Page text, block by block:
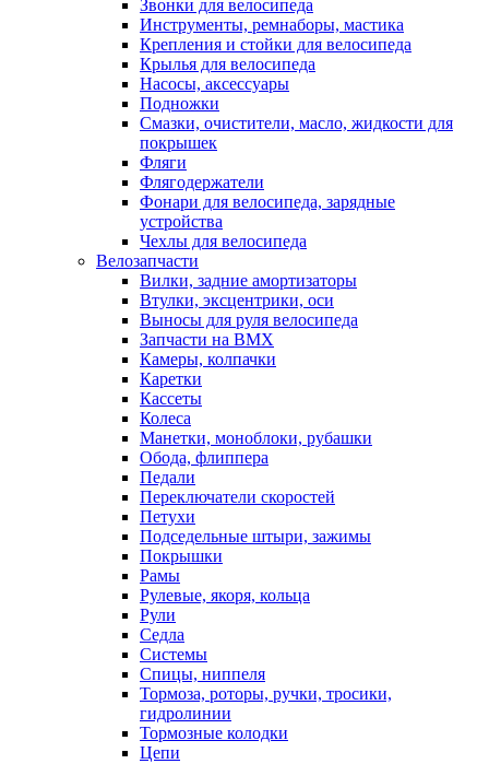
Звонки для велосипеда
Инструменты, ремнаборы, мастика
Крепления и стойки для велосипеда
Крылья для велосипеда
Насосы, аксессуары
Подножки
Смазки, очистители, масло, жидкости для
покрышек
Фляги
Флягодержатели
Фонари для велосипеда, зарядные
устройства
Чехлы для велосипеда
Велозапчасти
Вилки, задние амортизаторы
Втулки, эксцентрики, оси
Выносы для руля велосипеда
Запчасти на BMX
Камеры, колпачки
Каретки
Кассеты
Колеса
Манетки, моноблоки, рубашки
Обода, флиппера
Педали
Переключатели скоростей
Петухи
Подседельные штыри, зажимы
Покрышки
Рамы
Рулевые, якоря, кольца
Рули
Седла
Системы
Спицы, ниппеля
Тормоза, роторы, ручки, тросики,
гидролинии
Тормозные колодки
Цепи